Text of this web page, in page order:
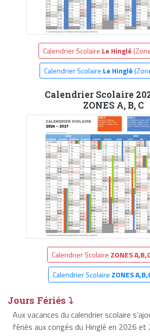
Calendrier Scolaire Le Hinglé
Calendrier Scolaire Le Hinglé
Calendrier Scolaire
ZONES A, B, C
Calendrier Scolaire ZONES
Calendrier Scolaire ZONES
Jours Fériés ⤵
Aux vacances du calendrier scolaire
fériés aux congés du Hinglé en 2026